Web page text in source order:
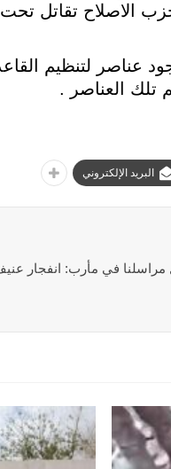
الاصلاح تقاتل
عناصر لتنظيم
تلك العناصر .
البريد الإلكتروني
في مأرب: انفجار